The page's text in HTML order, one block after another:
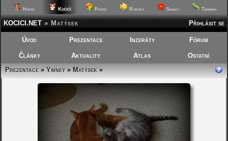
Hafíci Kočičí Ptáčci Rybičky Skalky Terárka
Přihlásit se
KOCICI.NET » Matýsek
Úvod Prezentace Inzeráty Fórum
Články Aktuality Atlas
Ostatní
Prezentace»Ywney»Matýsek»